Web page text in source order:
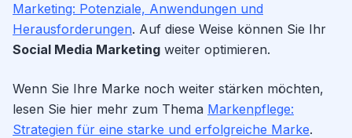
Marketing: Potenziale, Anwendungen und
Herausforderungen. Auf diese Weise können Sie Ihr
Social Media Marketing weiter optimieren.
Wenn Sie Ihre Marke noch weiter stärken möchten,
lesen Sie hier mehr zum Thema Markenpflege:
Strategien für eine starke und erfolgreiche Marke.